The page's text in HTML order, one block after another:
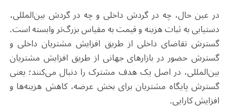
در عین حال، چه در گردش داخلی و چه در گردش بین‌المللی،
دستیابی به ثبات هزینه و قیمت به مقیاس بزرگ‌تر وابسته است.
گسترش تقاضای داخلی از طریق افزایش مشتریان داخلی و
گسترش حضور در بازارهای جهانی از طریق افزایش مشتریان
بین‌المللی، در اصل یک هدف مشترک را دنبال می‌کنند؛ یعنی
گسترش پایگاه مشتریان برای بخش عرضه، کاهش هزینه‌ها و
افزایش کارایی.